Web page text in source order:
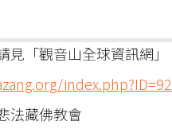
見「觀音山全球資訊網」
index.php?ID=92
法藏佛教會